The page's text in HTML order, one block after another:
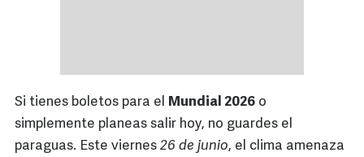
Si tienes boletos para el Mundial 2026 o
simplemente planeas salir hoy, no guardes el
paraguas. Este viernes 26 de junio, el clima amenaza